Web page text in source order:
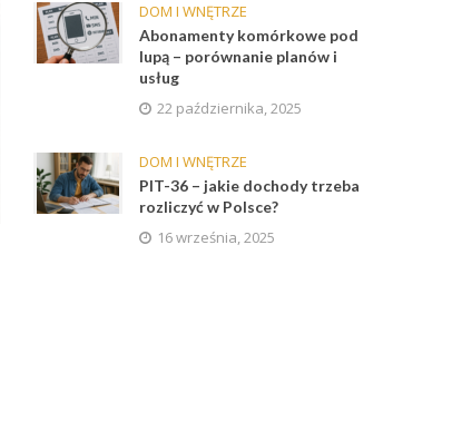
DOM I WNĘTRZE
Abonamenty komórkowe pod
lupą – porównanie planów i
usług
22 października, 2025
DOM I WNĘTRZE
PIT-36 – jakie dochody trzeba
rozliczyć w Polsce?
16 września, 2025